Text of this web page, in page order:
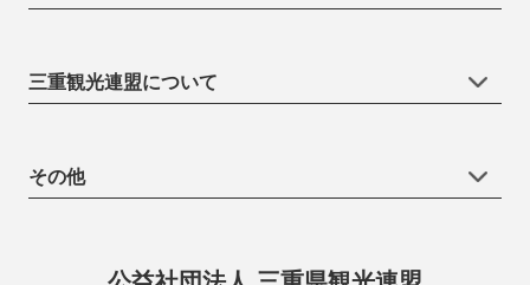
三重観光連盟について
その他